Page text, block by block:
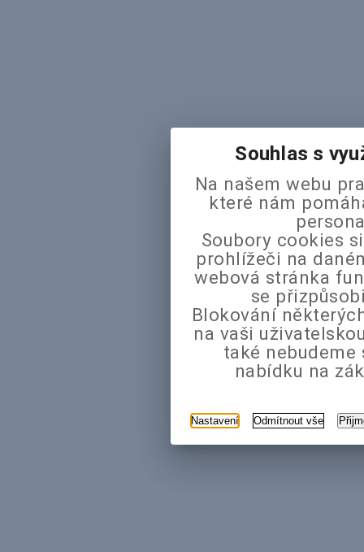
Souhlas s
Na našem webu
které nám
Soubory cookies
prohlížeči na
webová stránka
se
Blokování
na vaši
také
nabídku na
Nastavení Odmítnout vše